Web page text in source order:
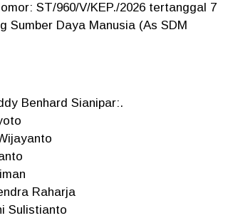
ST/960/V/KEP./2026 tertanggal 7
Sumber Daya Manusia (As SDM
Benhard Sianipar:.
Raharja
Sulistianto